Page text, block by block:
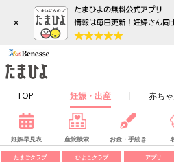
×
TOP 妊娠・出産 赤ち
妊娠早見表 産院検索 お金・手続き
たまごクラブ ひよこクラブ アプリ